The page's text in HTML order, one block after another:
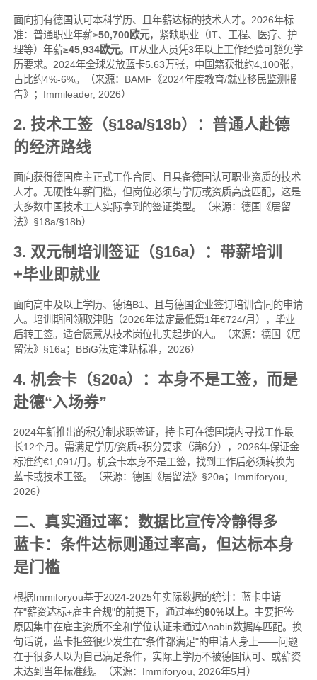
面向拥有德国认可本科学历、且年薪达标的技术人才。2026年标
准：普通职业年薪≥50,700欧元，紧缺职业（IT、工程、医疗、护
理等）年薪≥45,934欧元。IT从业人员凭3年以上工作经验可豁免学
历要求。2024年全球发放蓝卡5.63万张，中国籍获批约4,100张，
占比约4%-6%。（来源：BAMF《2024年度教育/就业移民监测报
告》；Immileader, 2026）
2. 技术工签（§18a/§18b）：普通人赴德
的经济路线
面向获得德国雇主正式工作合同、且具备德国认可职业资质的技术
人才。无硬性年薪门槛，但岗位必须与学历或资质高度匹配，这是
大多数中国技术工人实际拿到的签证类型。（来源：德国《居留
法》§18a/§18b）
3. 双元制培训签证（§16a）：带薪培训
+毕业即就业
面向高中及以上学历、德语B1、且与德国企业签订培训合同的申请
人。培训期间领取津贴（2026年法定最低第1年€724/月），毕业
后转工签。适合愿意从技术岗位扎实起步的人。（来源：德国《居
留法》§16a；BBiG法定津贴标准，2026）
4. 机会卡（§20a）：本身不是工签，而是
赴德“入场券”
2024年新推出的积分制求职签证，持卡可在德国境内寻找工作最
长12个月。需满足学历/资质+积分要求（满6分），2026年保证金
标准约€1,091/月。机会卡本身不是工签，找到工作后必须转换为
蓝卡或技术工签。（来源：德国《居留法》§20a；Immiforyou,
2026）
二、真实通过率：数据比宣传冷静得多
蓝卡：条件达标则通过率高，但达标本身
是门槛
根据Immiforyou基于2024-2025年实际数据的统计：蓝卡申请
在"薪资达标+雇主合规"的前提下，通过率约90%以上。主要拒签
原因集中在雇主资质不全和学位认证未通过Anabin数据库匹配。换
句话说，蓝卡拒签很少发生在"条件都满足"的申请人身上——问题
在于很多人以为自己满足条件，实际上学历不被德国认可、或薪资
未达到当年标准线。（来源：Immiforyou, 2026年5月）